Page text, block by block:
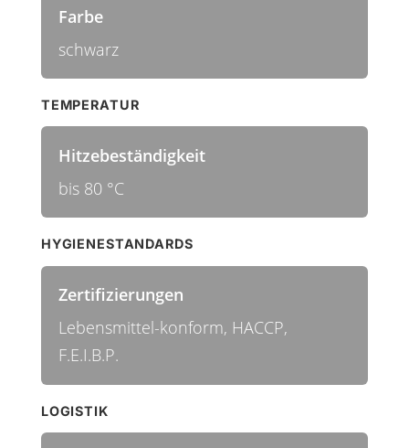
Farbe
schwarz
TEMPERATUR
Hitzebeständigkeit
bis 80 °C
HYGIENESTANDARDS
Zertifizierungen
Lebensmittel-konform, HACCP,
F.E.I.B.P.
LOGISTIK